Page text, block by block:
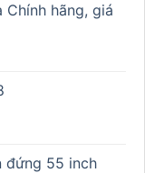
Chính hãng, giá
đứng 55 inch